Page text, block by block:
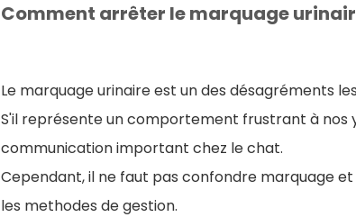
Comment arrêter le marquage
Le marquage urinaire est un des désagréments
S'il représente un comportement frustrant à nos
communication important chez le chat.
Cependant, il ne faut pas confondre marquage
les methodes de gestion.